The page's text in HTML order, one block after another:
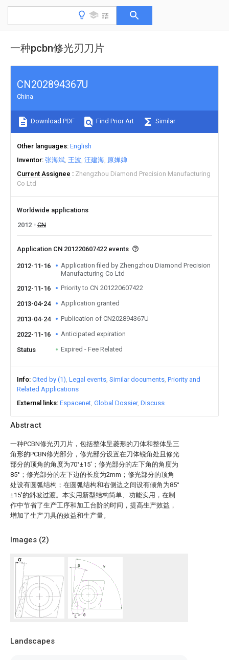
一种pcbn修光刃刀片
Abstract
一种PCBN修光刃刀片，包括整体呈菱形的刀体和整体呈三
角形的PCBN修光部分，修光部分设置在刀体锐角处且修光
部分的顶角的角度为70°±15′；修光部分的左下角的角度为
85°；修光部分的左下边的长度为2mm；修光部分的顶角
处设有圆弧结构；在圆弧结构和右侧边之间设有倾角为85°
±15′的斜坡过渡。本实用新型结构简单、功能实用，在制
作中节省了生产工序和加工台阶的时间，提高生产效益，
增加了生产刀具的效益和生产量。
Images (2)
Landscapes
CN202894367U
China
Download PDF Find Prior Art Similar
Other languages English
Inventor 张海斌 王波 汪建海 原婵婵
Current Assignee
Zhengzhou Diamond Precision Manufacturing
Co Ltd
Worldwide applications
2012
CN
Application CN 201220607422 events
2012-11-16
Application filed by Zhengzhou Diamond Precision
Manufacturing Co Ltd
2012-11-16
Priority to CN 201220607422
2013-04-24 Application granted
2013-04-24 Publication of CN202894367U
2022-11-16 Anticipated expiration
Status Expired - Fee Related
Info Cited by (1) Legal events Similar documents Priority and
Related Applications
External links Espacenet Global Dossier Discuss